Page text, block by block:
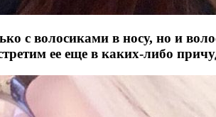
с волосиками в носу, но и
ее еще в каких-либо